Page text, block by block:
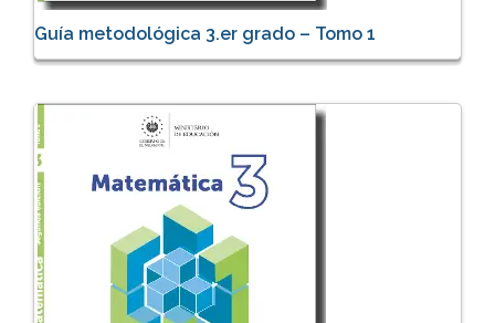
Guía metodológica 3.er grado – Tomo 1